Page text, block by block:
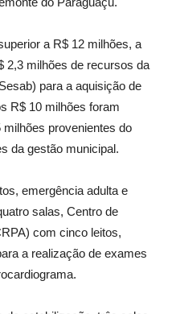
a R$ 12 milhões, a
2,3 milhões de recursos da
para a aquisição de
R$ 10 milhões foram
provenientes do
da gestão municipal.
emergência adulta e
salas, Centro de
com cinco leitos,
a realização de exames